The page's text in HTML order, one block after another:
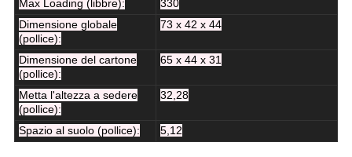
Max Loading (libbre):
330
Dimensione globale
(pollice):
73 x 42 x 44
Dimensione del cartone
(pollice):
65 x 44 x 31
Metta l'altezza a sedere
(pollice):
32,28
Spazio al suolo (pollice): 5,12